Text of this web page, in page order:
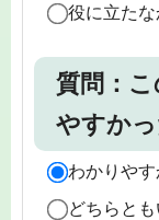
役に立たな
質問：
やすか
わかりやす
どちらと